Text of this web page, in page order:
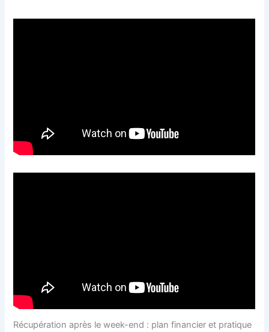
Récupération après le week-end : plan financier et pratique